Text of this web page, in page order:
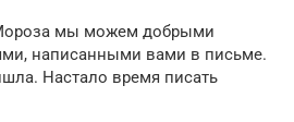
мы можем добрыми
написанными вами в письме.
Настало время писать